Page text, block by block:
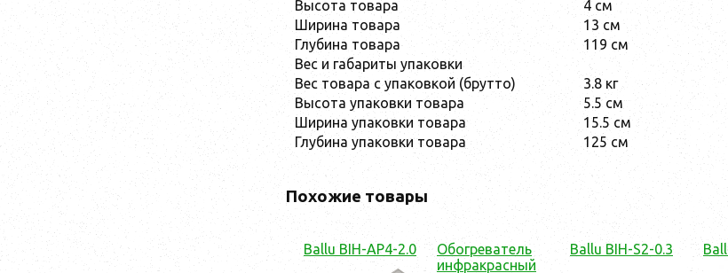
Высота товара
4 см
Ширина товара
13 см
Глубина товара
119 см
Вес и габариты упаковки
Вес товара с упаковкой (брутто)
3.8 кг
Высота упаковки товара
5.5 см
Ширина упаковки товара
15.5 см
Глубина упаковки товара
125 см
Похожие товары
Ballu BIH-AP4-2.0
Обогреватель
инфракрасный
Ballu BIH-S2-0.3